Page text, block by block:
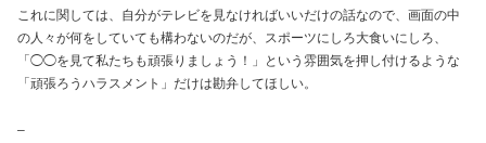
これに関しては、自分がテレビを見なければいいだけの話なので、画面の中
の人々が何をしていても構わないのだが、スポーツにしろ大食いにしろ、
「◯◯を見て私たちも頑張りましょう！」という雰囲気を押し付けるような
「頑張ろうハラスメント」だけは勘弁してほしい。
–